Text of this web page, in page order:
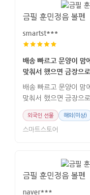
금필 훈민정음 볼펜
smartst***
배송 빠르고 문양이 맘
맞춰서 했으면 금장으
배송 빠르고 문양이 맘
맞춰서 했으면 금장으
외국인 선물 해외(미상)
스마트스토어
금필 훈민정음 볼펜
naver***